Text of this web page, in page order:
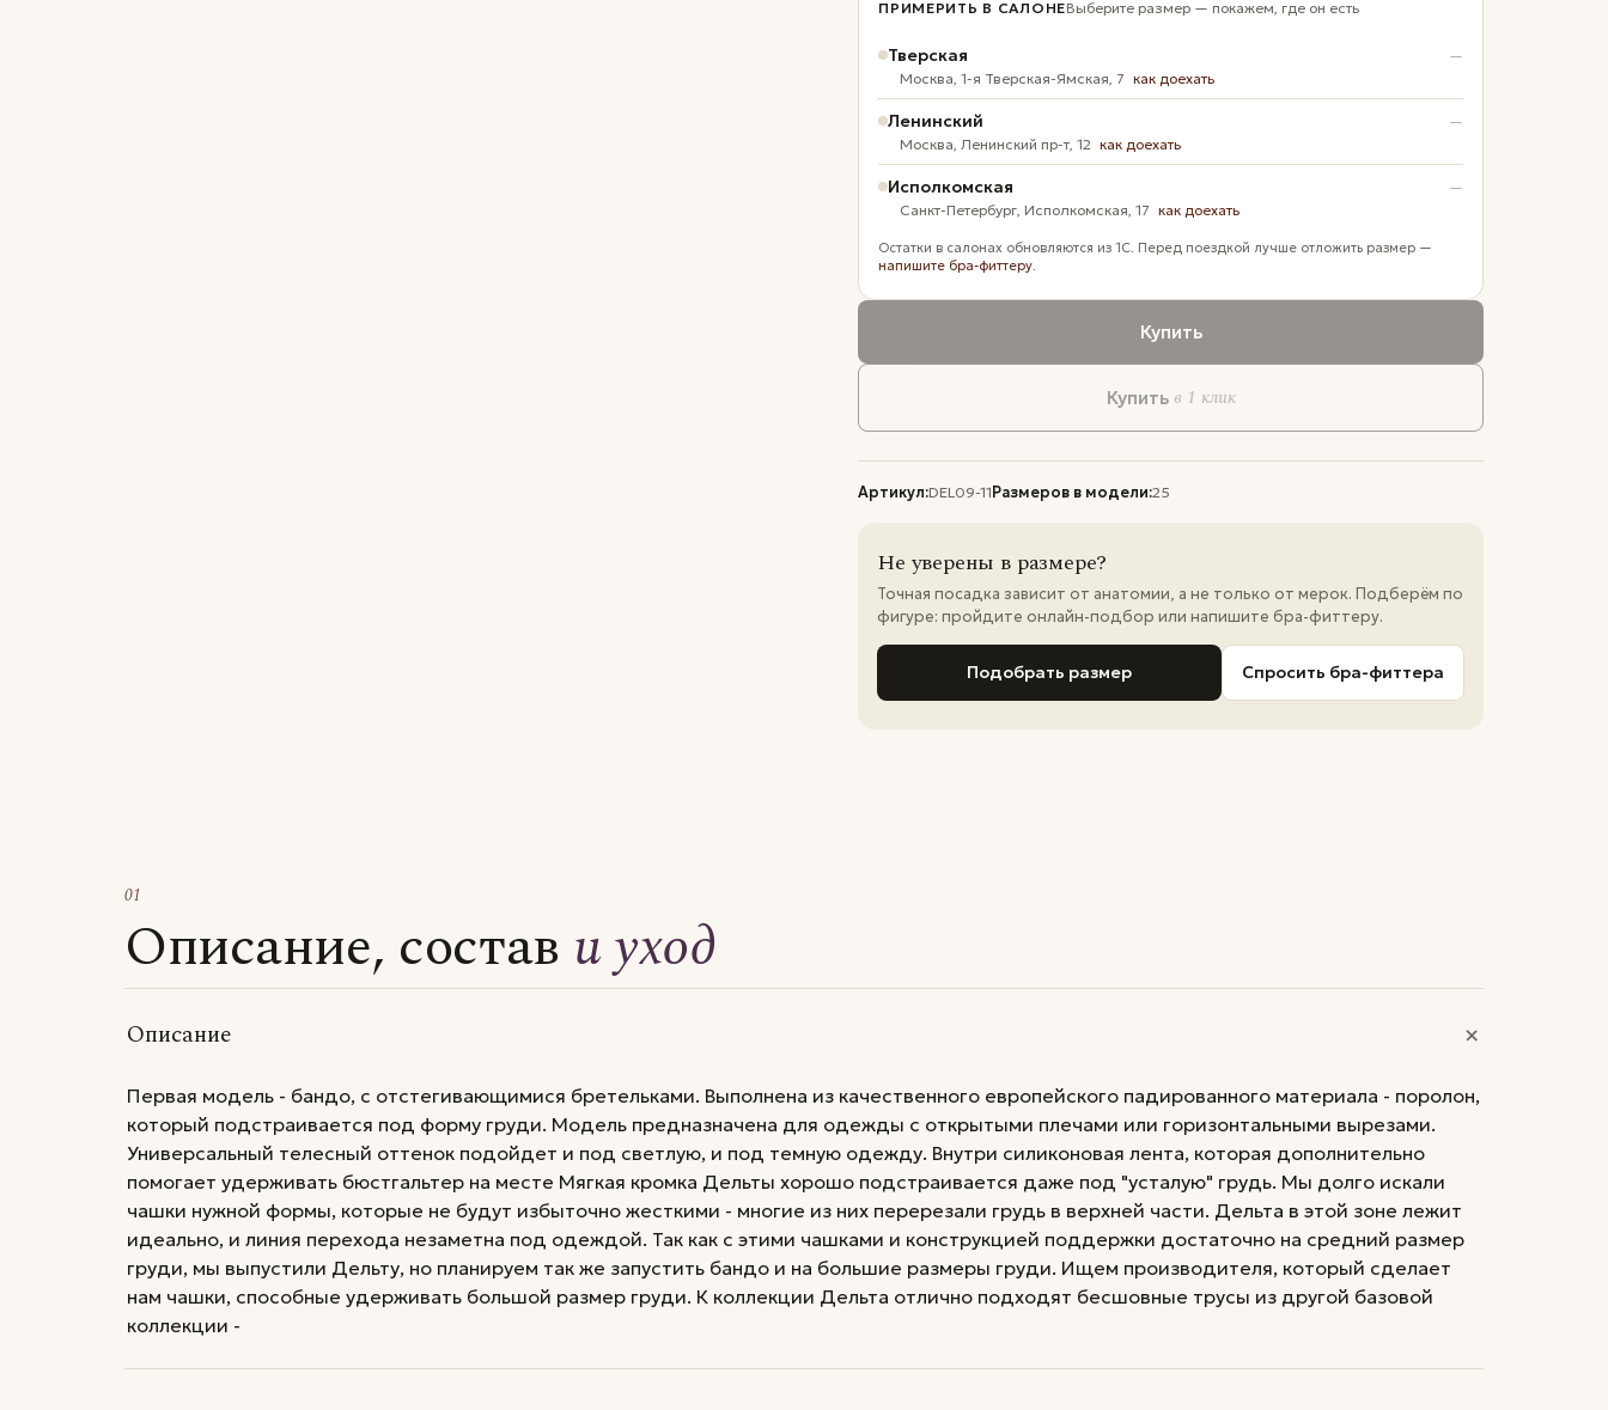
ПРИМЕРИТЬ В САЛОНЕВыберите размер — покажем, где он есть
Тверская
—
Москва, 1-я Тверская-Ямская, 7 как доехать
Ленинский
—
Москва, Ленинский пр-т, 12 как доехать
Исполкомская
—
Санкт-Петербург, Исполкомская, 17 как доехать
Остатки в салонах обновляются из 1С. Перед поездкой лучше отложить размер —
напишите бра-фиттеру.
Купить
Купить в 1 клик
Артикул:DEL09-11 Размеров в модели:25
Не уверены в размере?
Точная посадка зависит от анатомии, а не только от мерок. Подберём по
фигуре: пройдите онлайн-подбор или напишите бра-фиттеру.
Подобрать размер Спросить бра-фиттера
01
Описание, состав и уход
Описание +
Первая модель - бандо, с отстегивающимися бретельками. Выполнена из качественного европейского падированного материала - поролон,
который подстраивается под форму груди. Модель предназначена для одежды с открытыми плечами или горизонтальными вырезами.
Универсальный телесный оттенок подойдет и под светлую, и под темную одежду. Внутри силиконовая лента, которая дополнительно
помогает удерживать бюстгальтер на месте Мягкая кромка Дельты хорошо подстраивается даже под "усталую" грудь. Мы долго искали
чашки нужной формы, которые не будут избыточно жесткими - многие из них перерезали грудь в верхней части. Дельта в этой зоне лежит
идеально, и линия перехода незаметна под одеждой. Так как с этими чашками и конструкцией поддержки достаточно на средний размер
груди, мы выпустили Дельту, но планируем так же запустить бандо и на большие размеры груди. Ищем производителя, который сделает
нам чашки, способные удерживать большой размер груди. К коллекции Дельта отлично подходят бесшовные трусы из другой базовой
коллекции -